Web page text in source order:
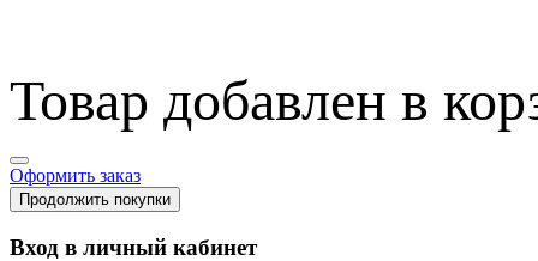
Товар добавлен в
Оформить заказ
Продолжить покупки
Вход в личный кабинет